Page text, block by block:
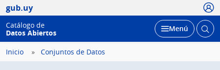
gub.uy
Catálogo de
Datos Abiertos
Desplegar
Menú Abrir
Inicio Conjuntos de Datos